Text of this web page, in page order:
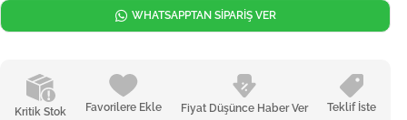
Kritik Stok Favorilere Ekle Fiyat Düşünce Haber Ver Teklif İste
WHATSAPPTAN SİPARİŞ VER